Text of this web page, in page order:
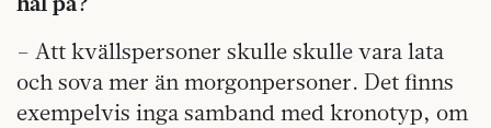
– Att kvällspersoner skulle skulle vara lata
och sova mer än morgonpersoner. Det finns
exempelvis inga samband med kronotyp, om